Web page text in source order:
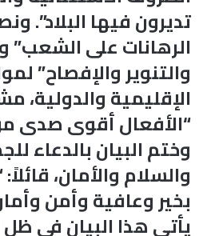
تديرون فيها البلاد”.
الرهانات على الشعب”
والتنوير والإفصاح”
الإقليمية والدولية،
“الأفعال أقوى صدى
وختم البيان بالدعاء
والسلام والأمان،
بخير وعافية وأمن
يأتي هذا البيان في ظل